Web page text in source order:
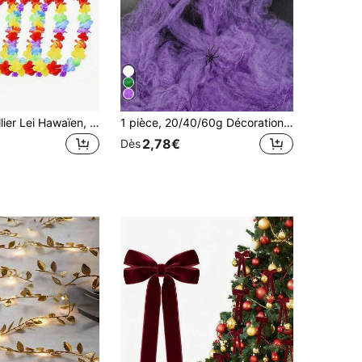
10pcs/Set Collier Lei Hawaïen, Bandeau de Fête Thème Floral Tropical Hawaïen, Cadeau de Fête, Décoration de Mariage de Vacances, Plage, Anniversaire, Fournitures de Fête, Bandeau Lei, Décoration de Mariage de Vacances, Plage, Anniversaire, Noël
1 pièce, 20/40/60g Décorations d'Halloween en toile d'araignée, livrées avec des araignées factices, toile d'araignée super extensible, convient pour les fournitures de fête d'Halloween intérieure/extérieure
Dès2,78€